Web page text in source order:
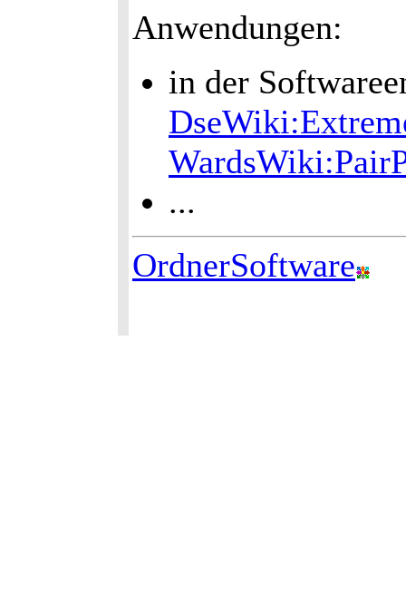
Anwendungen:
in der
...
OrdnerSoftware